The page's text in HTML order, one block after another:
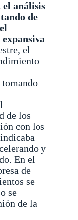
el análisis
de
el
de los
con los
y
En el
de
se
se
de la